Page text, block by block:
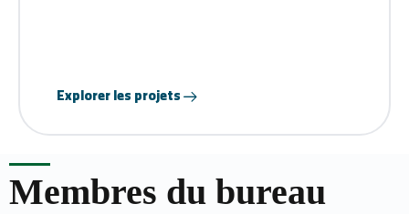
Explorer les projets
Membres du bureau